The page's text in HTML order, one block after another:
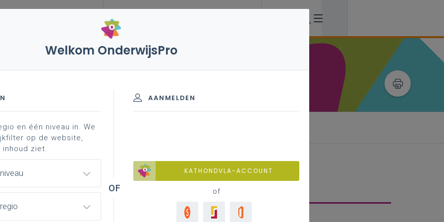
grenzen bewaken verantwoordelijkheid en aansprakelijkheid
Werkterrein
heel verschillend ingevuld
als toezichthouder bij de
Welkom OnderwijsPro
AANMELDEN
KATHONDVLA-ACCOUNT
of
en één niveau in. We
op de website,
ziet.